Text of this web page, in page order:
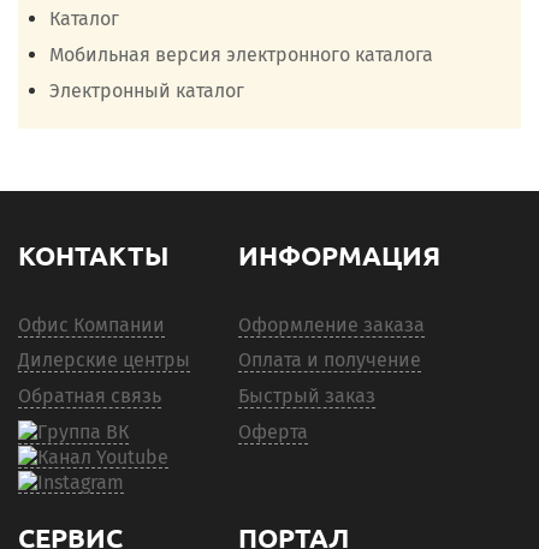
Каталог
Мобильная версия электронного каталога
Электронный каталог
КОНТАКТЫ
Офис Компании
Дилерские центры
Обратная связь
ИНФОРМАЦИЯ
Оформление заказа
Оплата и получение
Быстрый заказ
Оферта
СЕРВИС ПОРТАЛ